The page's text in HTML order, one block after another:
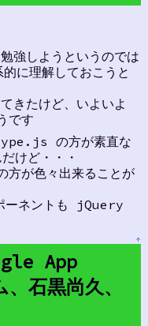
しようというのでは
に理解しておこうと
たけど、いよいよ
です
の方が素直な
ど・・・
が色々出来ることが
ーネントも jQuery
↑
App
石黒尚久、